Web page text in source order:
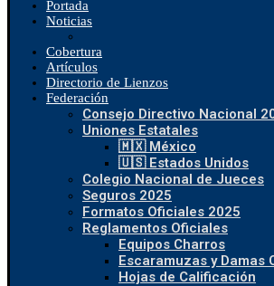
Portada
Noticias
Cobertura
Artículos
Directorio de Lienzos
Federación
Consejo Directivo Nacional
Uniones Estatales
🇲🇽 México
🇺🇸 Estados Unidos
Colegio Nacional de Jueces
Seguros 2025
Formatos Oficiales 2025
Reglamentos Oficiales
Equipos Charros
Escaramuzas y Damas
Hojas de Calificación